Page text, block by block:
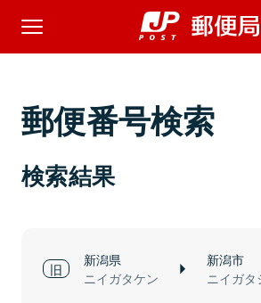
郵便番号検索
検索結果
新潟県
ニイガタケン
新潟市
ニイガタ